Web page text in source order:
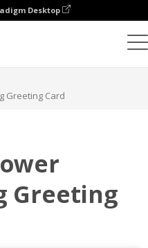
Desktop
Greeting Card
Greeting